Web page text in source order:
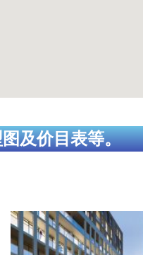
及价目表等。